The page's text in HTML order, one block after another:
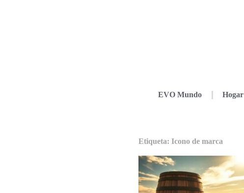
EVO Mundo Hogar
Etiqueta: Icono de marca